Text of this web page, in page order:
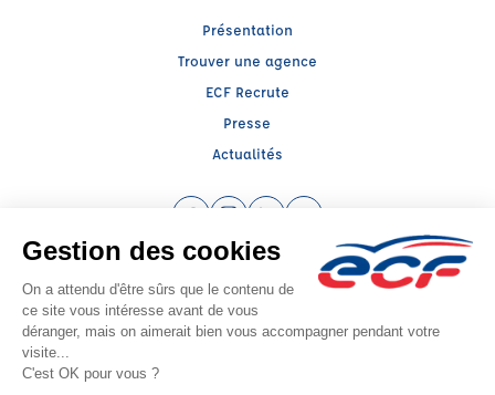
Présentation
Trouver une agence
ECF Recrute
Presse
Actualités
Facebook (nouvelle fenêtre)
Instagram (nouvelle fenêtre)
LinkedIn (nouvelle fenêtre)
YouTube (nouvelle
Raison sociale : ECF CER CENTRE ATLANTIQUE - Capital social: 2500000€
SIREN: 312379266 - Numéro de TVA intracommunautaire: FR 52 312379266
Agrément n°E1408600020
Siège social : RN 11 - Rte de la Mothe Les Champs Dorés, LA CRECHE (79260) -